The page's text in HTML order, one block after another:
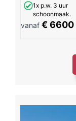
1x p.w. 3 uur
schoonmaak.
vanaf € 6600